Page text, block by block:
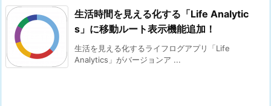
生活時間を見える化する「Life Analytic
s」に移動ルート表示機能追加！
生活を見える化するライフログアプリ「Life
Analytics」がバージョンア ...